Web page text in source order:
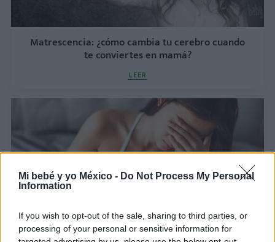
Mi bebé y yo México - Do Not Process My Personal
Information
If you wish to opt-out of the sale, sharing to third parties, or
processing of your personal or sensitive information for
Matrescencia: ¿cómo cambia tu cerebro cuando
te conviertes en mamá?
LEER